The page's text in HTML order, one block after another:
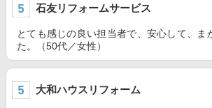
石友リフォームサービス
とても感じの良い担当者で、安心して、ま
た。（50代／女性）
大和ハウスリフォーム